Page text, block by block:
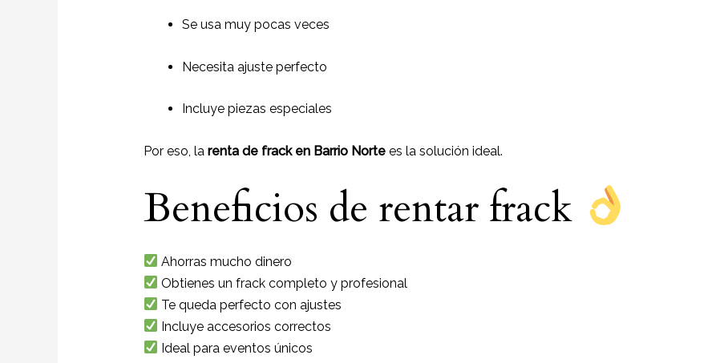
Se usa muy pocas veces
Necesita ajuste perfecto
Incluye piezas especiales
Por eso, la renta de frack en Barrio Norte es la solución ideal.
Beneficios de rentar frack
Ahorras mucho dinero
Obtienes un frack completo y profesional
Te queda perfecto con ajustes
Incluye accesorios correctos
Ideal para eventos únicos